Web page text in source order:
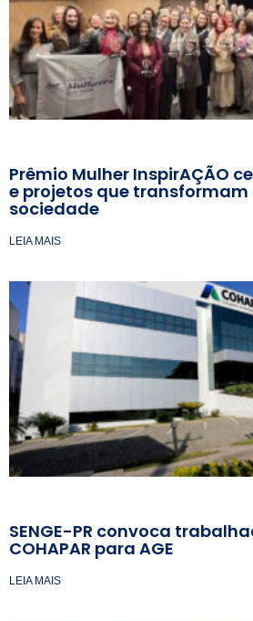
Prêmio Mulher InspirAÇÃO
e projetos que transformam
sociedade
LEIA MAIS
SENGE-PR convoca
COHAPAR para AGE
LEIA MAIS